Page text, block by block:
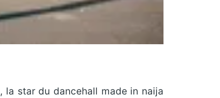
, la star du dancehall made in naija